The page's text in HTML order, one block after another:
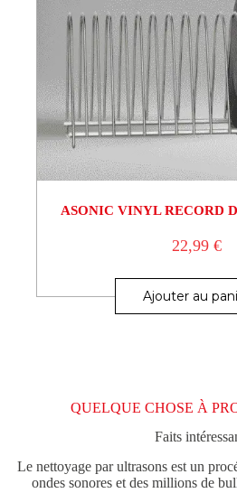
ASONIC VINYL RECORD
22,99 €
Ajouter au
QUELQUE CHOSE À
Faits
Le nettoyage par ultrasons est un
ondes sonores et des millions de